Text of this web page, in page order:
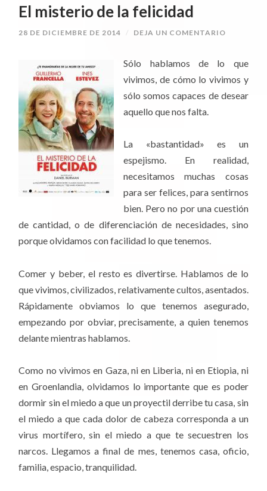
El misterio de la felicidad
28 DE DICIEMBRE DE 2014 / DEJA UN COMENTARIO
Sólo hablamos de lo que
vivimos, de cómo lo vivimos y
sólo somos capaces de desear
aquello que nos falta.
La «bastantidad» es un
espejismo. En realidad,
necesitamos muchas cosas
para ser felices, para sentirnos
bien. Pero no por una cuestión
de cantidad, o de diferenciación de necesidades, sino
porque olvidamos con facilidad lo que tenemos.
Comer y beber, el resto es divertirse. Hablamos de lo
que vivimos, civilizados, relativamente cultos, asentados.
Rápidamente obviamos lo que tenemos asegurado,
empezando por obviar, precisamente, a quien tenemos
delante mientras hablamos.
Como no vivimos en Gaza, ni en Liberia, ni en Etiopia, ni
en Groenlandia, olvidamos lo importante que es poder
dormir sin el miedo a que un proyectil derribe tu casa, sin
el miedo a que cada dolor de cabeza corresponda a un
virus mortífero, sin el miedo a que te secuestren los
narcos. Llegamos a final de mes, tenemos casa, oficio,
familia, espacio, tranquilidad.